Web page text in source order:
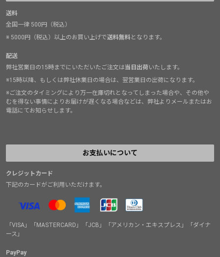
送料
全国一律 500円（税込）
※ 5000円（税込）以上のお買い上げで送料無料となります。
配送
弊社営業日の15時までにいただいたご注文は当日出荷いたします。
※15時以降、もしくは弊社休業日の場合は、翌営業日の出荷になります。
※ご注文のタイミングにより万一在庫切れとなってしまった場合や、その他や
むを得ない事情によりお届けが遅くなる場合などは、弊社よりメールまたはお
電話にてお知らせします。
お支払いについて
クレジットカード
下記のカードがご利用いただけます。
「VISA」「MASTERCARD」「JCB」「アメリカン・エキスプレス」「ダイナ
ース」
PayPay